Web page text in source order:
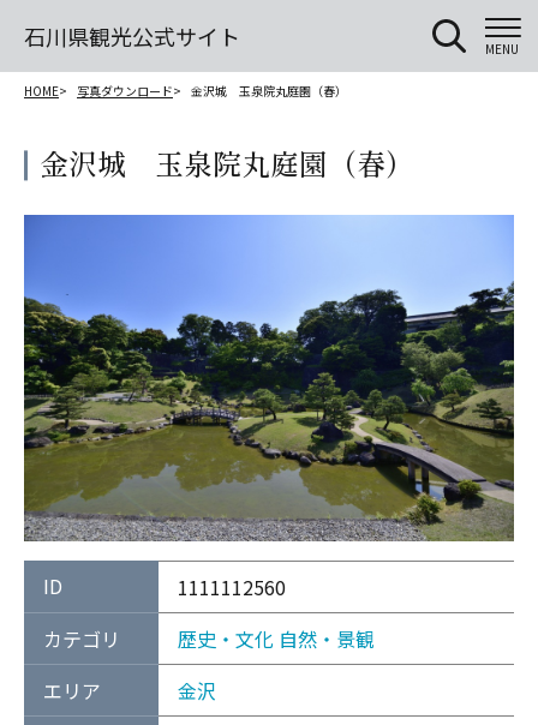
石川県観光公式サイト MENU
HOME 写真ダウンロード 金沢城 玉泉院丸庭園（春）
金沢城 玉泉院丸庭園（春）
ID
1111112560
カテゴリ
歴史・文化 自然・景観
エリア
金沢